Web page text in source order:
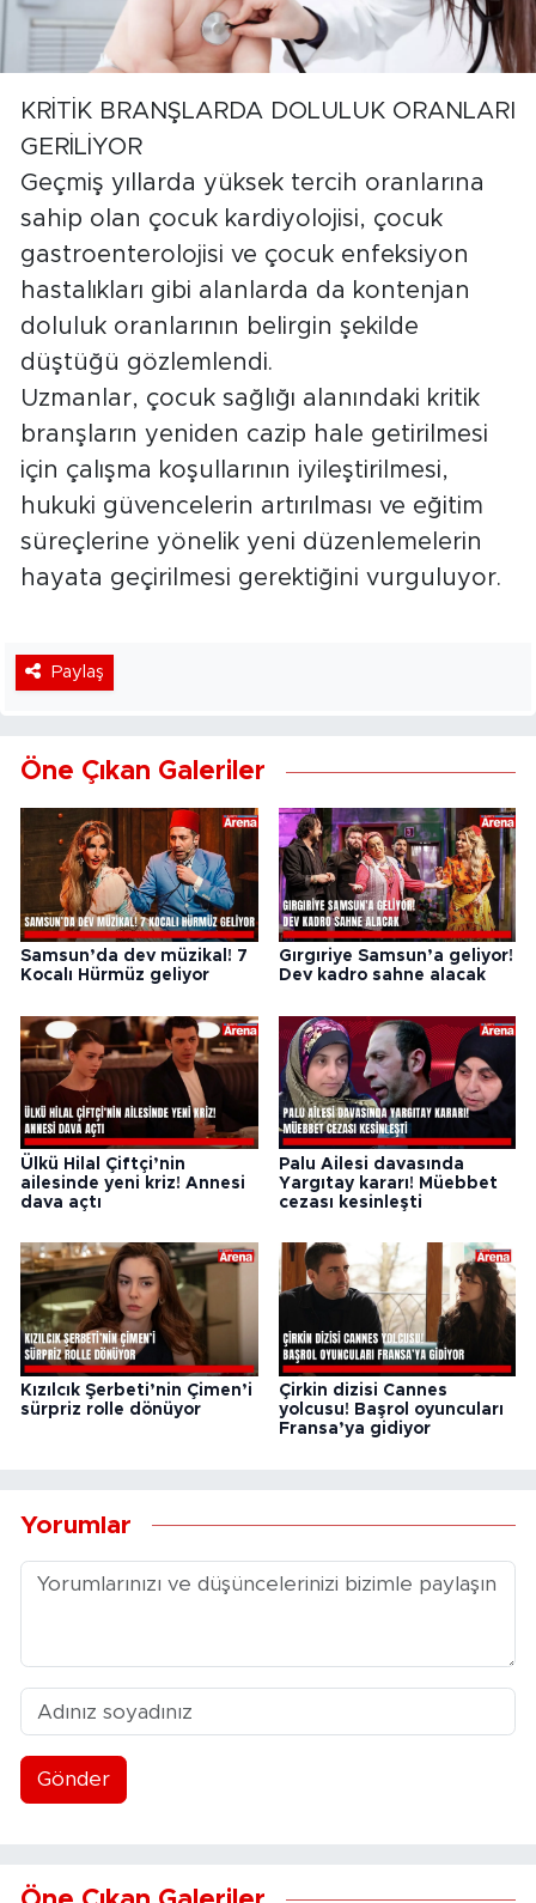
KRİTİK BRANŞLARDA DOLULUK ORANLARI
GERİLİYOR
Geçmiş yıllarda yüksek tercih oranlarına
sahip olan çocuk kardiyolojisi, çocuk
gastroenterolojisi ve çocuk enfeksiyon
hastalıkları gibi alanlarda da kontenjan
doluluk oranlarının belirgin şekilde
düştüğü gözlemlendi.
Uzmanlar, çocuk sağlığı alanındaki kritik
branşların yeniden cazip hale getirilmesi
için çalışma koşullarının iyileştirilmesi,
hukuki güvencelerin artırılması ve eğitim
süreçlerine yönelik yeni düzenlemelerin
hayata geçirilmesi gerektiğini vurguluyor.
Paylaş
Öne Çıkan Galeriler
Samsun’da dev müzikal! 7
Kocalı Hürmüz geliyor
Gırgıriye Samsun’a geliyor!
Dev kadro sahne alacak
Ülkü Hilal Çiftçi’nin
ailesinde yeni kriz! Annesi
dava açtı
Palu Ailesi davasında
Yargıtay kararı! Müebbet
cezası kesinleşti
Kızılcık Şerbeti’nin Çimen’i
sürpriz rolle dönüyor
Çirkin dizisi Cannes
yolcusu! Başrol oyuncuları
Fransa’ya gidiyor
Yorumlar
Gönder